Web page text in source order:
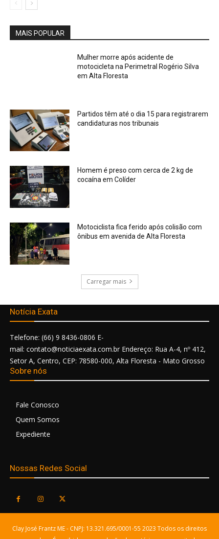
MAIS POPULAR
Mulher morre após acidente de
motocicleta na Perimetral Rogério Silva
em Alta Floresta
Partidos têm até o dia 15 para registrarem
candidaturas nos tribunais
Homem é preso com cerca de 2 kg de
cocaína em Colíder
Motociclista fica ferido após colisão com
ônibus em avenida de Alta Floresta
Carregar mais
Notícia Exata
Telefone: (66) 9 8436-0806 E-
mail: contato@noticiaexata.com.br Endereço: Rua A-4, nº 412,
Setor A, Centro, CEP: 78580-000, Alta Floresta - Mato Grosso
Sobre nós
Fale Conosco
Quem Somos
Expediente
Nossas Redes Social
Clay José Frantz ME - CNPJ: 13.321.695/0001-55 2023 Todos os direitos